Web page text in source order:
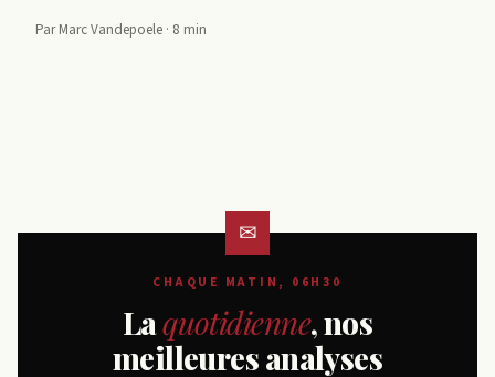
Par Marc Vandepoele · 8 min
CHAQUE MATIN, 06H30
Laquotidienne, nos
meilleures analyses